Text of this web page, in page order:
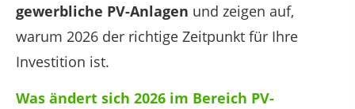
gewerbliche PV-Anlagen und zeigen auf,
warum 2026 der richtige Zeitpunkt für Ihre
Investition ist.
Was ändert sich 2026 im Bereich PV-